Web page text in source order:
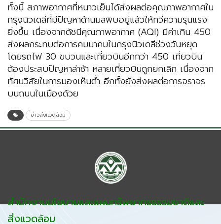
ทั้งนี้ สภาพอากาศที่หนาวเย็นได้ส่งผลต่อคุณภาพอากาศใน
กรุงนิวเดลีที่มีปัญหาด้านมลพิษอยู่แล้วให้ทวีความรุนแรง
ยิ่งขึ้น เนื่องจากดัชนีคุณภาพอากาศ (AQI) มีค่าเกิน 450
ส่งผลกระทบต่อการคมนาคมในกรุงนิวเดลีช่วงวันหยุด
โดยรถไฟ 30 ขบวนและเที่ยวบินอีกกว่า 450 เที่ยวบิน
ต้องประสบปัญหาล่าช้า หลายเที่ยวบินถูกยกเลิก เนื่องจาก
ทัศนวิสัยในการมองเห็นต่ำ อีกทั้งยังส่งผลต่อการจราจร
บนถนนในเมืองด้วย
ข่าวสิ่งแวดล้อม
สำนักงานนโยบายและแผนทรัพยากรธรรมชาติและ
สิ่งแวดล้อม